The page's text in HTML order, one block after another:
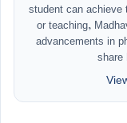
student can achieve
or teaching,
advancements in
share